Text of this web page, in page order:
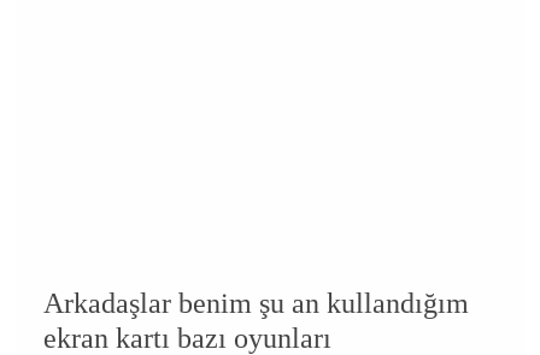
Arkadaşlar benim şu an kullandığım
ekran kartı bazı oyunları